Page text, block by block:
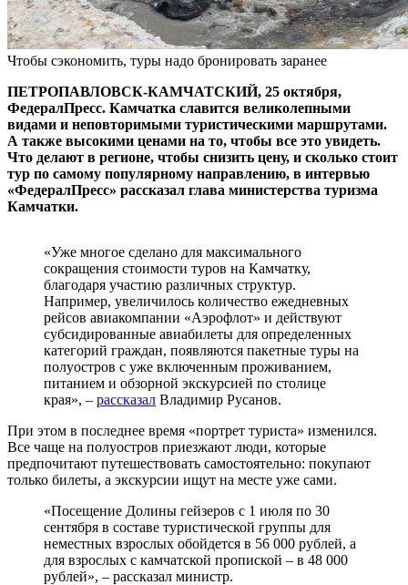
Чтобы сэкономить, туры надо бронировать заранее
ПЕТРОПАВЛОВСК-КАМЧАТСКИЙ, 25 октября,
ФедералПресс. Камчатка славится великолепными
видами и неповторимыми туристическими маршрутами.
А также высокими ценами на то, чтобы все это увидеть.
Что делают в регионе, чтобы снизить цену, и сколько стоит
тур по самому популярному направлению, в интервью
«ФедералПресс» рассказал глава министерства туризма
Камчатки.
«Уже многое сделано для максимального
сокращения стоимости туров на Камчатку,
благодаря участию различных структур.
Например, увеличилось количество ежедневных
рейсов авиакомпании «Аэрофлот» и действуют
субсидированные авиабилеты для определенных
категорий граждан, появляются пакетные туры на
полуостров с уже включенным проживанием,
питанием и обзорной экскурсией по столице
края», – рассказал Владимир Русанов.
При этом в последнее время «портрет туриста» изменился.
Все чаще на полуостров приезжают люди, которые
предпочитают путешествовать самостоятельно: покупают
только билеты, а экскурсии ищут на месте уже сами.
«Посещение Долины гейзеров с 1 июля по 30
сентября в составе туристической группы для
неместных взрослых обойдется в 56 000 рублей, а
для взрослых с камчатской пропиской – в 48 000
рублей», – рассказал министр.